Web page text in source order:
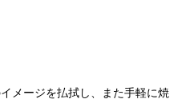
メージを払拭し、また手軽に焼